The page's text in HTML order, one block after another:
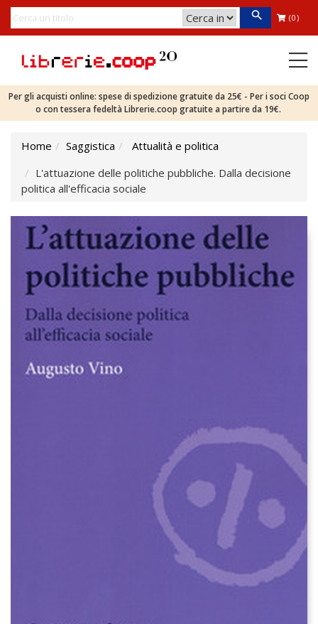
(0)
Per gli acquisti online: spese di spedizione gratuite da 25€ - Per i soci Coop
o con tessera fedeltà Librerie.coop gratuite a partire da 19€.
Home Saggistica
Attualità e politica
L'attuazione delle politiche pubbliche. Dalla decisione
politica all'efficacia sociale